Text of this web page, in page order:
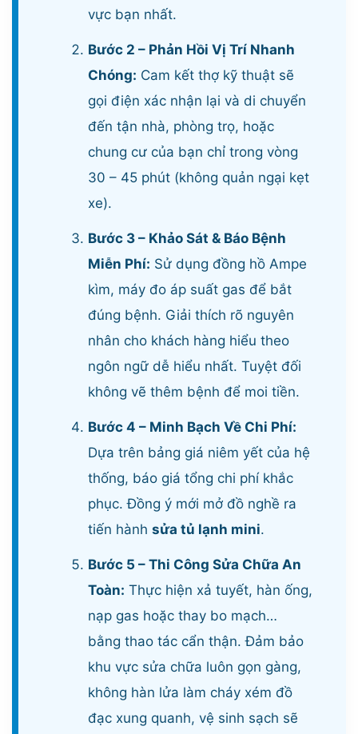
vực bạn nhất.
Bước 2 – Phản Hồi Vị Trí Nhanh
Chóng: Cam kết thợ kỹ thuật sẽ
gọi điện xác nhận lại và di chuyển
đến tận nhà, phòng trọ, hoặc
chung cư của bạn chỉ trong vòng
30 – 45 phút (không quản ngại kẹt
xe).
Bước 3 – Khảo Sát & Báo Bệnh
Miễn Phí: Sử dụng đồng hồ Ampe
kìm, máy đo áp suất gas để bắt
đúng bệnh. Giải thích rõ nguyên
nhân cho khách hàng hiểu theo
ngôn ngữ dễ hiểu nhất. Tuyệt đối
không vẽ thêm bệnh để moi tiền.
Bước 4 – Minh Bạch Về Chi Phí:
Dựa trên bảng giá niêm yết của hệ
thống, báo giá tổng chi phí khắc
phục. Đồng ý mới mở đồ nghề ra
tiến hànhsửa tủ lạnh mini.
Bước 5 – Thi Công Sửa Chữa An
Toàn: Thực hiện xả tuyết, hàn ống,
nạp gas hoặc thay bo mạch…
bằng thao tác cẩn thận. Đảm bảo
khu vực sửa chữa luôn gọn gàng,
không hàn lửa làm cháy xém đồ
đạc xung quanh, vệ sinh sạch sẽ